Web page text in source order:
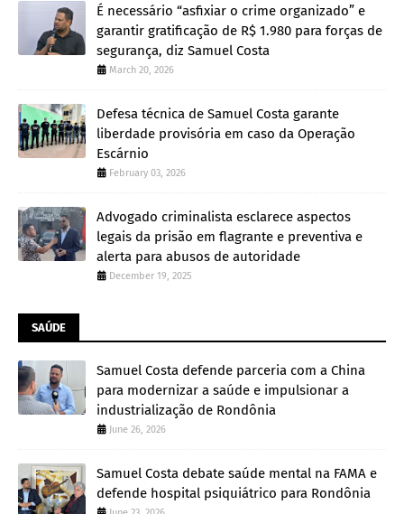
É necessário “asfixiar o crime organizado” e
garantir gratificação de R$ 1.980 para forças de
segurança, diz Samuel Costa
March 20, 2026
Defesa técnica de Samuel Costa garante
liberdade provisória em caso da Operação
Escárnio
February 03, 2026
Advogado criminalista esclarece aspectos
legais da prisão em flagrante e preventiva e
alerta para abusos de autoridade
December 19, 2025
SAÚDE
Samuel Costa defende parceria com a China
para modernizar a saúde e impulsionar a
industrialização de Rondônia
June 26, 2026
Samuel Costa debate saúde mental na FAMA e
defende hospital psiquiátrico para Rondônia